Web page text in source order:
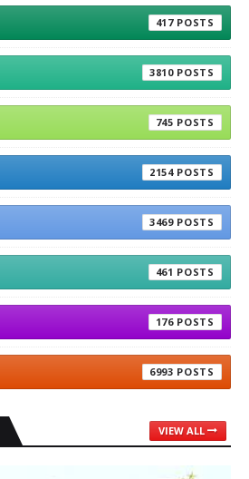
417
3810
745
2154
3469
461
176
6993
VIEW ALL